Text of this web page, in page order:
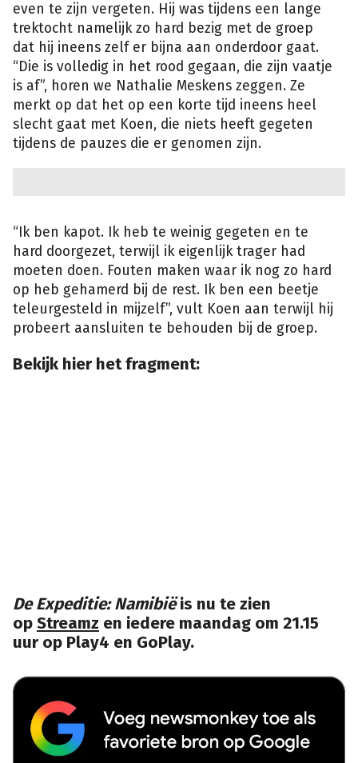
even te zijn vergeten. Hij was tijdens een lange
trektocht namelijk zo hard bezig met de groep
dat hij ineens zelf er bijna aan onderdoor gaat.
“Die is volledig in het rood gegaan, die zijn vaatje
is af”, horen we Nathalie Meskens zeggen. Ze
merkt op dat het op een korte tijd ineens heel
slecht gaat met Koen, die niets heeft gegeten
tijdens de pauzes die er genomen zijn.
“Ik ben kapot. Ik heb te weinig gegeten en te
hard doorgezet, terwijl ik eigenlijk trager had
moeten doen. Fouten maken waar ik nog zo hard
op heb gehamerd bij de rest. Ik ben een beetje
teleurgesteld in mijzelf”, vult Koen aan terwijl hij
probeert aansluiten te behouden bij de groep.
Bekijk hier het fragment:
De Expeditie: Namibiëis nu te zien
op Streamz en iedere maandag om 21.15
uur op Play4 en GoPlay.